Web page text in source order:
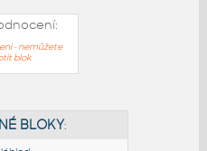
- nemůžete
blok